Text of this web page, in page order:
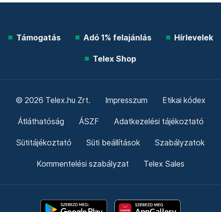
Támogatás Adó 1% felajánlás Hírlevelek
Telex Shop
© 2026 Telex.hu Zrt. Impresszum Etikai kódex
Átláthatóság ÁSZF Adatkezelési tájékoztató
Sütitájékoztató Süti beállítások Szabályzatok
Kommentelési szabályzat Telex Sales